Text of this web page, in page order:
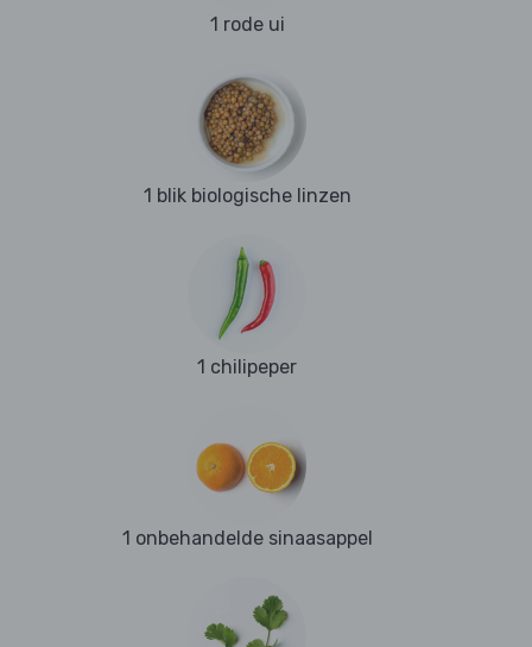
1 rode ui
1 blik biologische linzen
1 chilipeper
1 onbehandelde sinaasappel